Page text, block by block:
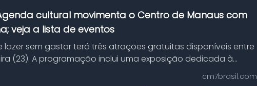
cultural movimenta o Centro de Manaus com
veja a lista de eventos
sem gastar terá três atrações gratuitas disponíveis entre
(23). A programação inclui uma exposição dedicada à
cm7brasil.com